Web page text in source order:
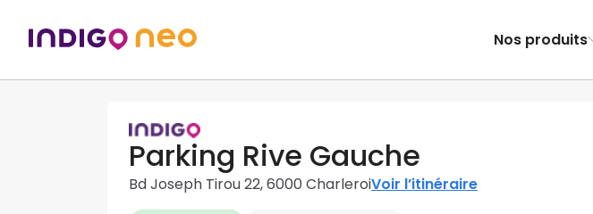
Nos produits
Parking Rive Gauche
Bd Joseph Tirou 22, 6000 CharleroiVoir l’itinéraire